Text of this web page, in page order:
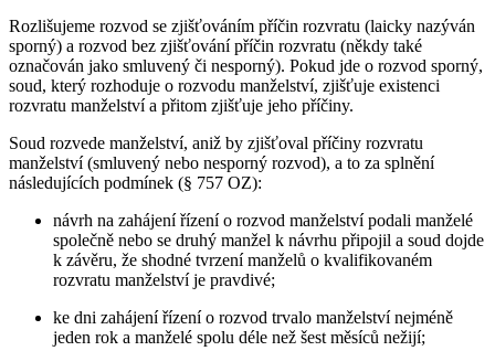
Rozlišujeme rozvod se zjišťováním příčin rozvratu (laicky nazýván
sporný) a rozvod bez zjišťování příčin rozvratu (někdy také
označován jako smluvený či nesporný). Pokud jde o rozvod sporný,
soud, který rozhoduje o rozvodu manželství, zjišťuje existenci
rozvratu manželství a přitom zjišťuje jeho příčiny.
Soud rozvede manželství, aniž by zjišťoval příčiny rozvratu
manželství (smluvený nebo nesporný rozvod), a to za splnění
následujících podmínek (§ 757 OZ):
návrh na zahájení řízení o rozvod manželství podali manželé
společně nebo se druhý manžel k návrhu připojil a soud dojde
k závěru, že shodné tvrzení manželů o kvalifikovaném
rozvratu manželství je pravdivé;
ke dni zahájení řízení o rozvod trvalo manželství nejméně
jeden rok a manželé spolu déle než šest měsíců nežijí;